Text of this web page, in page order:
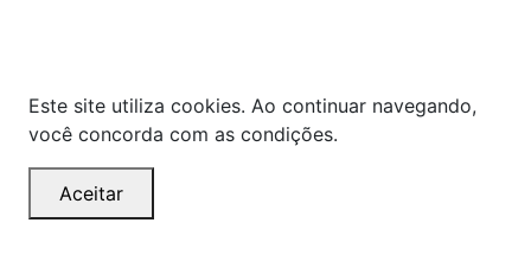
Este site utiliza cookies. Ao continuar navegando,
você concorda com as condições.
Aceitar